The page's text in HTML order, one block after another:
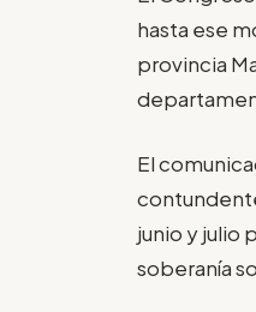
hasta ese
provincia
El
junio y julio
soberanía